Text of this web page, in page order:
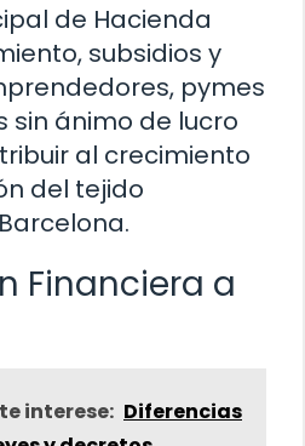
de Hacienda
subsidios y
pymes
sin ánimo de lucro
al crecimiento
del tejido
Financiera a
interese: Diferencias